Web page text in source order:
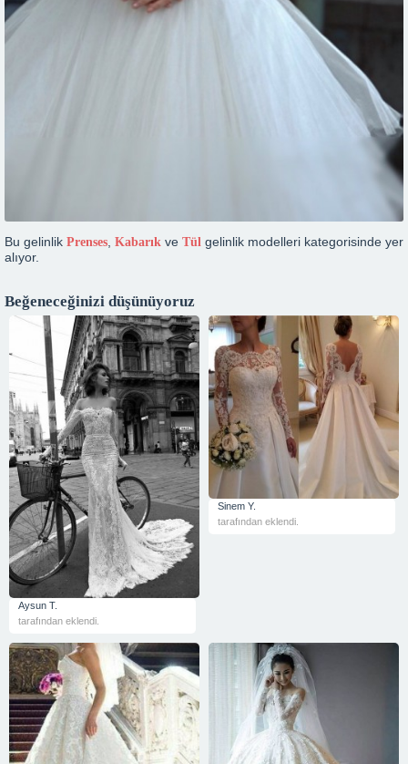
Bu gelinlik Prenses Kabarık ve Tül gelinlik modelleri kategorisinde yer
alıyor.
Beğeneceğinizi düşünüyoruz
Aysun T.
tarafından eklendi.
Sinem Y.
tarafından eklendi.